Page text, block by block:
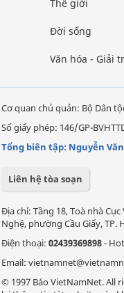
Thế giới
Đời sống
Văn hóa - Giải
Cơ quan chủ quản: Bộ Dân
Số giấy phép: 146/GP-
Tổng biên tập: Nguyễn
Liên hệ tòa soạn
Địa chỉ: Tầng 18, Toà nhà
Nghệ, phường Cầu Giấy, TP.
Điện thoại: 02439369898-
Email:
© 1997 Báo VietNamNet. All